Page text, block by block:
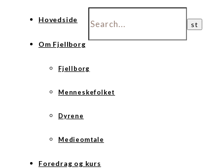
Hovedside
Om Fjellborg
Fjellborg
Menneskefolket
Dyrene
Medieomtale
Foredrag og kurs